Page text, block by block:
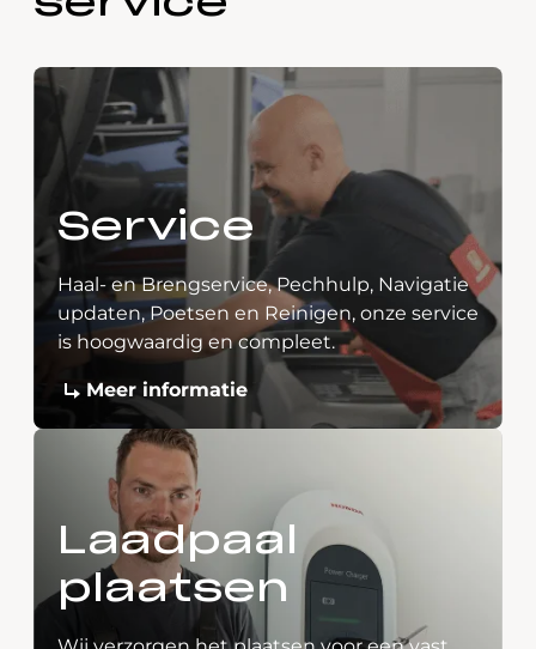
Service
Haal- en Brengservice, Pechhulp, Navigatie
updaten, Poetsen en Reinigen, onze service
is hoogwaardig en compleet.
Meer informatie
Laadpaal
plaatsen